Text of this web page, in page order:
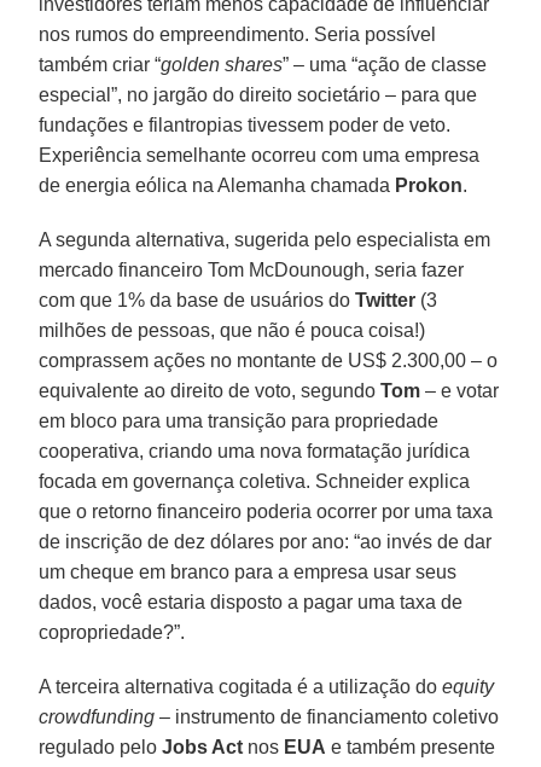
nos rumos do empreendimento. Seria possível
também criar “golden shares” – uma “ação de classe
especial”, no jargão do direito societário – para que
fundações e filantropias tivessem poder de veto.
Experiência semelhante ocorreu com uma empresa
de energia eólica na Alemanha chamada Prokon.
A segunda alternativa, sugerida pelo especialista em
mercado financeiro Tom McDounough, seria fazer
com que 1% da base de usuários doTwitter (3
milhões de pessoas, que não é pouca coisa!)
comprassem ações no montante de US$ 2.300,00 – o
equivalente ao direito de voto, segundoTom – e votar
em bloco para uma transição para propriedade
cooperativa, criando uma nova formatação jurídica
focada em governança coletiva. Schneider explica
que o retorno financeiro poderia ocorrer por uma taxa
de inscrição de dez dólares por ano: “ao invés de dar
um cheque em branco para a empresa usar seus
dados, você estaria disposto a pagar uma taxa de
copropriedade?”.
A terceira alternativa cogitada é a utilização doequity
crowdfunding – instrumento de financiamento coletivo
regulado peloJobs Act nos EUA e também presente